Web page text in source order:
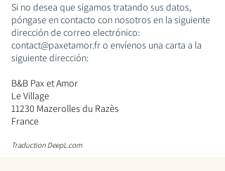
Si no desea que sigamos tratando sus datos,
póngase en contacto con nosotros en la siguiente
dirección de correo electrónico:
contact@paxetamor.fro envíenos una carta a la
siguiente dirección:
B&B Pax et Amor
Le Village
11230 Mazerolles du Razès
France
Traduction DeepL.com